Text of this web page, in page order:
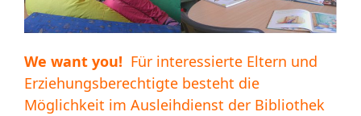
We want you! Für interessierte Eltern und
Erziehungsberechtigte besteht die
Möglichkeit im Ausleihdienst der Bibliothek